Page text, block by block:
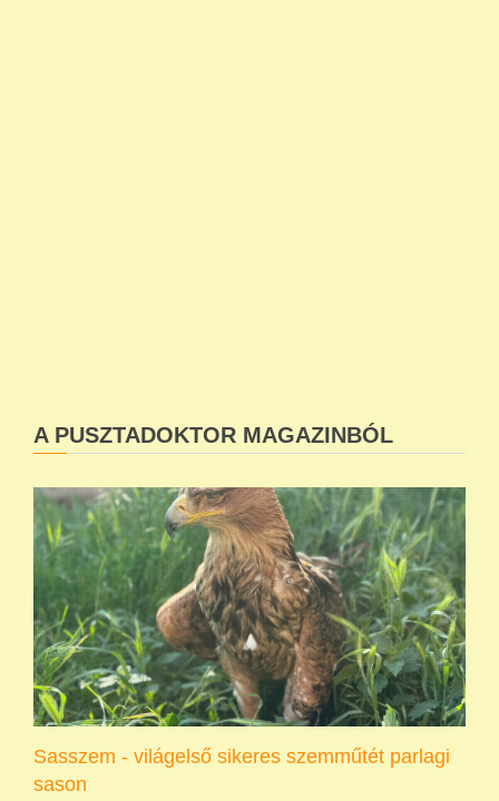
A PUSZTADOKTOR MAGAZINBÓL
Sasszem - világelső sikeres szemműtét parlagi
sason